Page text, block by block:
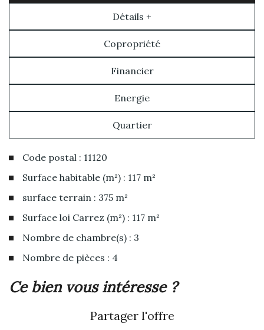
Détails +
Copropriété
Financier
Energie
Quartier
Code postal : 11120
Surface habitable (m²) : 117 m²
surface terrain : 375 m²
Surface loi Carrez (m²) : 117 m²
Nombre de chambre(s) : 3
Nombre de pièces : 4
la ville de saint-nazaire-d'audece bien vous intéresse ?
Partager l'offre